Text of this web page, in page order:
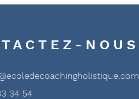
NOUS
34 54